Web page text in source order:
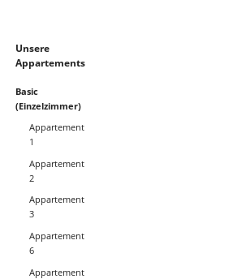
Navigation
überspringen
Unsere
Appartements
Basic
(Einzelzimmer)
Appartement
1
Appartement
2
Appartement
3
Appartement
6
Appartement